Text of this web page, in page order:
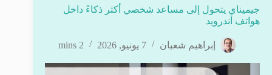
جيميناي يتحول إلى مساعد شخصي أكثر ذكاءً داخل
هواتف أندرويد
إبراهيم شعبان 7 يونيو, 2026 2 mins